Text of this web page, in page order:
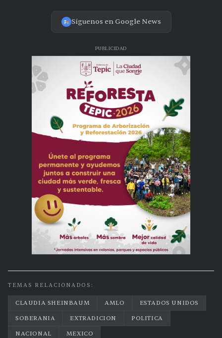
Síguenos en Google News
PUBLICIDAD
TEMAS RELACIONADOS:
CLAUDIA SHEINBAUM AMLO
ESTADOS UNIDOS
SOBERANIA
EXTRADICION
POLITICA
NACIONAL
MEXICO